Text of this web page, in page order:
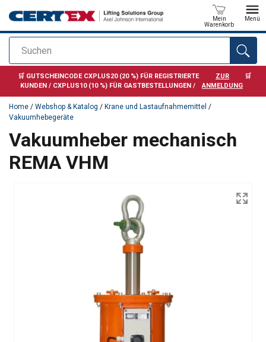
Suchen
Mein
Warenkorb
Menü
Anfragen
🛒 GUTSCHEINCODE CXPLUS20 (20 %) FÜR REGISTRIERTE
KUNDEN / CXPLUS10 (10 %) FÜR GASTBESTELLUNGEN /
ZUR
ANMELDUNG
🛒
Home / Webshop & Katalog / Krane und Lastaufnahmemittel /
Vakuumhebegeräte
Vakuumheber mechanisch
REMA VHM